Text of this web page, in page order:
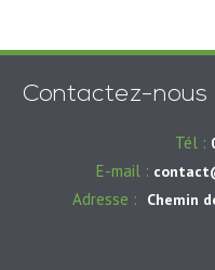
Contactez-nous
Tél :
E-mail :
Adresse : Chemin